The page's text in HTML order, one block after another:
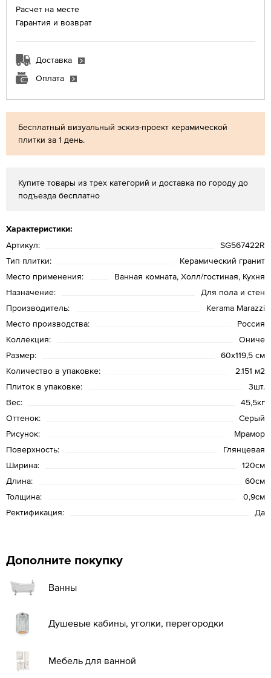
Бесплатный визуальный эскиз-проект керамической
плитки за 1 день.
Купите товары из трех категорий и доставка по городу до
подъезда бесплатно
Характеристики:
Артикул:
SG567422R
Тип плитки:
Керамический гранит
Место применения:
Ванная комната, Холл/гостиная, Кухня
Назначение:
Для пола и стен
Производитель:
Kerama Marazzi
Место производства:
Россия
Коллекция:
Ониче
Размер:
60х119,5 см
Количество в упаковке:
2.151 м2
Плиток в упаковке:
3шт.
Вес:
45,5кг
Оттенок:
Серый
Рисунок:
Мрамор
Поверхность:
Глянцевая
Ширина:
120см
Длина:
60см
Толщина:
0,9см
Ректификация:
Да
Расчет на месте
Гарантия и возврат
Доставка
Оплата
Дополните покупку
Ванны
Душевые кабины, уголки, перегородки
Мебель для ванной